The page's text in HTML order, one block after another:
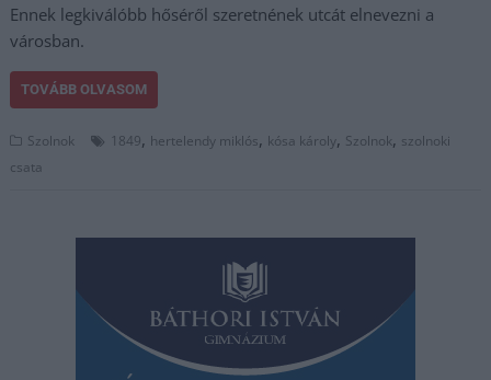
Ennek legkiválóbb hőséről szeretnének utcát elnevezni a
városban.
TOVÁBB OLVASOM
Szolnok 1849, hertelendy miklós, kósa károly, Szolnok, szolnoki
csata